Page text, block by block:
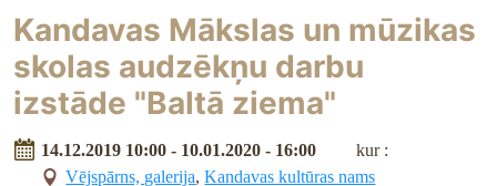
Kandavas Mākslas un mūzikas
skolas audzēkņu darbu
izstāde "Baltā ziema"
14.12.2019 10:00 - 10.01.2020 - 16:00
kur :
Vējspārns, galerija,Kandavas kultūras nams